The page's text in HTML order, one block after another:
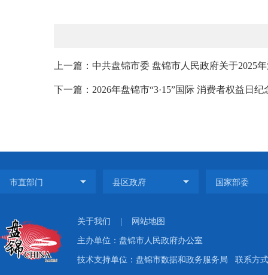
上一篇：中共盘锦市委 盘锦市人民政府关于2025
下一篇：2026年盘锦市“3·15”国际 消费者权益日纪
关于我们 网站地图
主办单位：盘锦市人民政府办公室
技术支持单位：盘锦市数据和政务服务局 联系方